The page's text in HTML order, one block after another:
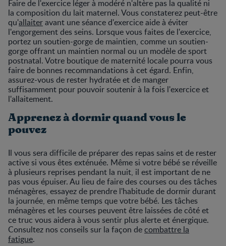
Faire de l'exercice léger à modéré n'altère pas la qualité ni
la composition du lait maternel. Vous constaterez peut-être
qu'allaiteravant une séance d'exercice aide à éviter
l'engorgement des seins. Lorsque vous faites de l'exercice,
portez un soutien-gorge de maintien, comme un soutien-
gorge offrant un maintien normal ou un modèle de sport
postnatal. Votre boutique de maternité locale pourra vous
faire de bonnes recommandations à cet égard. Enfin,
assurez-vous de rester hydratée et de manger
suffisamment pour pouvoir soutenir à la fois l'exercice et
l'allaitement.
Apprenez à dormir quand vous le
pouvez
Il vous sera difficile de préparer des repas sains et de rester
active si vous êtes exténuée. Même si votre bébé se réveille
à plusieurs reprises pendant la nuit, il est important de ne
pas vous épuiser. Au lieu de faire des courses ou des tâches
ménagères, essayez de prendre l'habitude de dormir durant
la journée, en même temps que votre bébé. Les tâches
ménagères et les courses peuvent être laissées de côté et
ce truc vous aidera à vous sentir plus alerte et énergique.
Consultez nos conseils sur la façon decombattre la
fatigue.